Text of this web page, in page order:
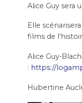
Alice Guy sera
Elle
films de
Alice Guy-
: https://
Hubertine